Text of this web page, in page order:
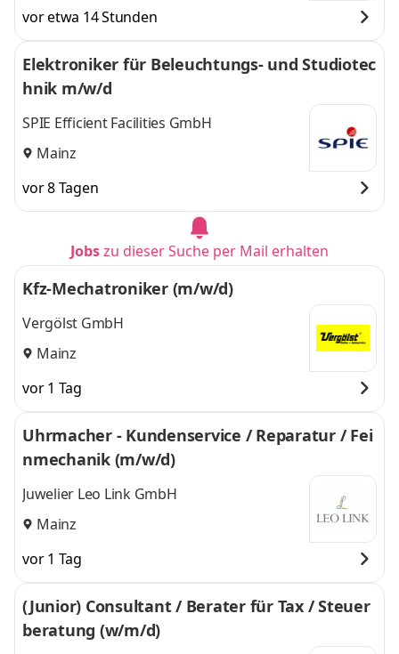
vor etwa 14 Stunden
Elektroniker für Beleuchtungs- und Studiotec
hnik m/w/d
SPIE Efficient Facilities GmbH
Mainz
vor 8 Tagen
Jobszu dieser Suche per Mail erhalten
Kfz-Mechatroniker (m/w/d)
Vergölst GmbH
Mainz
vor 1 Tag
Uhrmacher - Kundenservice / Reparatur / Fei
nmechanik (m/w/d)
Juwelier Leo Link GmbH
Mainz
vor 1 Tag
(Junior) Consultant / Berater für Tax / Steuer
beratung (w/m/d)